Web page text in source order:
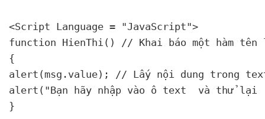
<Script Language = "JavaScript">
function HienThi() // Khai báo một hàm tên
{
alert(msg.value); // Lấy nội dung trong
alert("Bạn hãy nhập vào ô text
và thử lại
}